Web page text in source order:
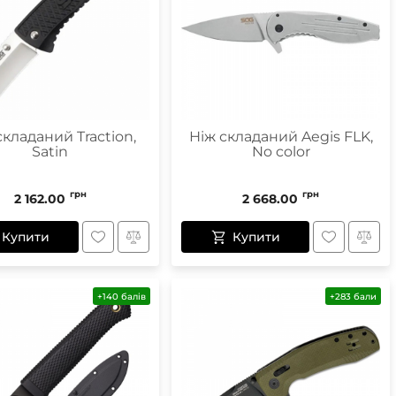
Пристрої для відлякування
Маски для сну
Traction,
Satin
2 162.00 грн
Купити
Ніж складаний Aegis FLK,
No color
2 668.00 грн
Купити
+140 балів +283 бали